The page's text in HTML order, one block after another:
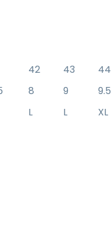
42 43 44
8 9 9.5
L L XL